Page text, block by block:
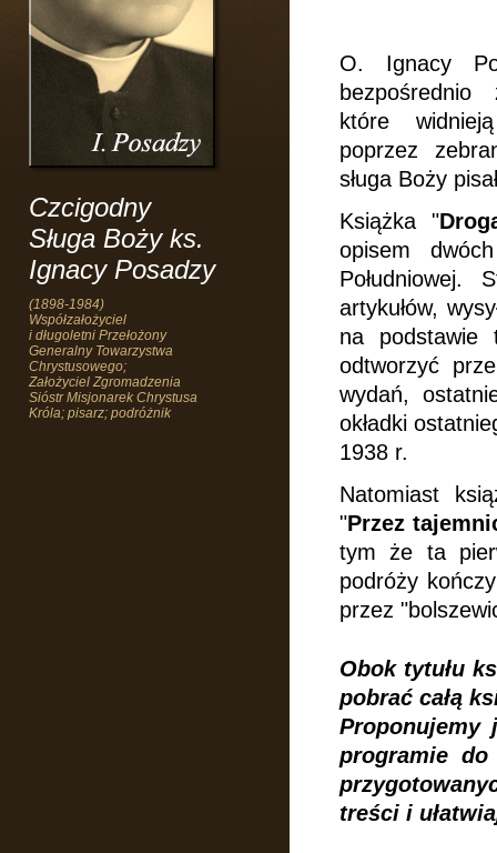
Czcigodny
Sługa Boży ks.
Ignacy Posadzy
(1898-1984)
Współzałożyciel
i długoletni Przełożony
Generalny Towarzystwa
Chrystusowego;
Założyciel Zgromadzenia
Sióstr Misjonarek Chrystusa
Króla; pisarz; podróżnik
O. Ignacy
które
poprzez
sługa Boży
Książka "
opisem
artykułów,
na podstawie
odtworzyć
wydań,
okładki
1938 r.
Natomiast
"Przez
tym że ta
podróży
przez
Obok tytułu
pobrać całą
Proponujemy
programie
treści i